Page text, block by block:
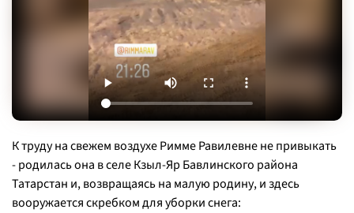
К труду на свежем воздухе Римме Равилевне не привыкать
- родилась она в селе Кзыл-Яр Бавлинского района
Татарстан и, возвращаясь на малую родину, и здесь
вооружается скребком для уборки снега: